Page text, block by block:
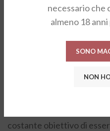
necessario che
almeno 18
SONO
NON
A tutto pasto, si abbina a
media stagionatura.
costante obiettivo di